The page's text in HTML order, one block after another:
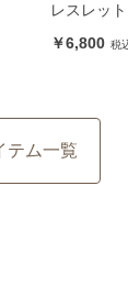
レスレット
6,800
テム一覧